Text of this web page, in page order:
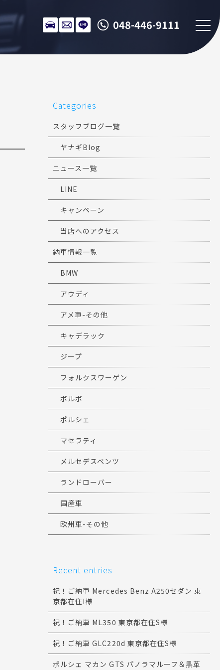
048-446-9111
Categories
スタッフブログ一覧
ヤナギBlog
ニュース一覧
LINE
キャンペーン
当店へのアクセス
納車情報一覧
BMW
アウディ
アメ車-その他
キャデラック
ジープ
フォルクスワーゲン
ボルボ
ポルシェ
マセラティ
メルセデスベンツ
ランドローバー
国産車
欧州車-その他
Recent entries
祝！ご納車 Mercedes Benz A250セダン 東
京都在住I様
祝！ご納車 ML350 東京都在住S様
祝！ご納車 GLC220d 東京都在住S様
ポルシェ マカン GTS パノラマルーフ＆黒革